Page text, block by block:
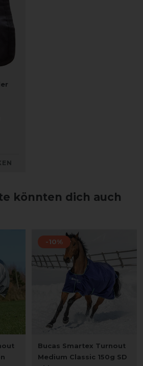
könnten dich auch
-10%
Bucas Smartex Turnout
Medium Classic 150g SD